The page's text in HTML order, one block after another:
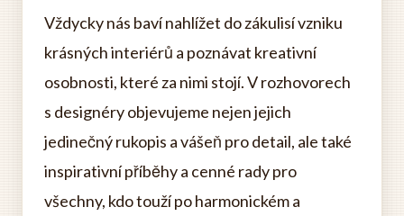
Vždycky nás baví nahlížet do zákulisí vzniku
krásných interiérů a poznávat kreativní
osobnosti, které za nimi stojí. V rozhovorech
s designéry objevujeme nejen jejich
jedinečný rukopis a vášeň pro detail, ale také
inspirativní příběhy a cenné rady pro
všechny, kdo touží po harmonickém a